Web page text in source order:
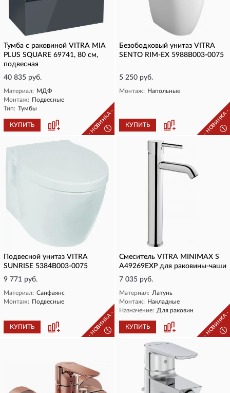
Тумба с раковиной VITRA MIA
PLUS SQUARE 69741, 80 см,
подвесная
40 835 руб.
Материал: МДФ
Монтаж: Подвесные
Тип: Тумбы
КУПИТЬ - НОВИНКА -
!
Безободковый унитаз VITRA
SENTO RIM-EX 5988B003-0075
5 250 руб.
Монтаж: Напольные
КУПИТЬ - НОВИНКА -
!
Подвесной унитаз VITRA
SUNRISE 5384B003-0075
9 771 руб.
Материал: Санфаянс
Монтаж: Подвесные
КУПИТЬ - НОВИНКА -
!
Смеситель VITRA MINIMAX S
A49269EXP для раковины-чаши
7 035 руб.
Материал: Латунь
Монтаж: Накладные
Назначение: Для раковин
КУПИТЬ - НОВИНКА -
!